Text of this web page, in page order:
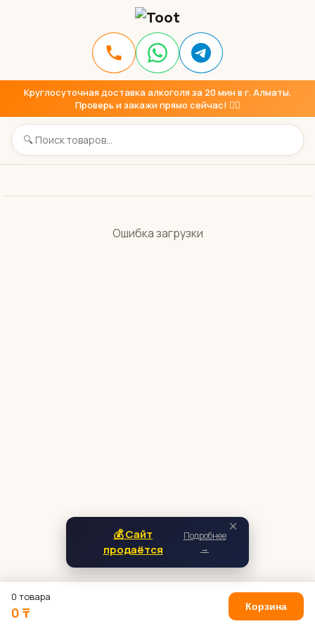
Круглосуточная доставка алкоголя за 20 мин в г. Алматы.
Проверь и закажи прямо сейчас! 👇🏼
Ошибка загрузки
✕
💰 Сайт
продаётся
Подробнее
→
0 товара
0 ₸ Корзина